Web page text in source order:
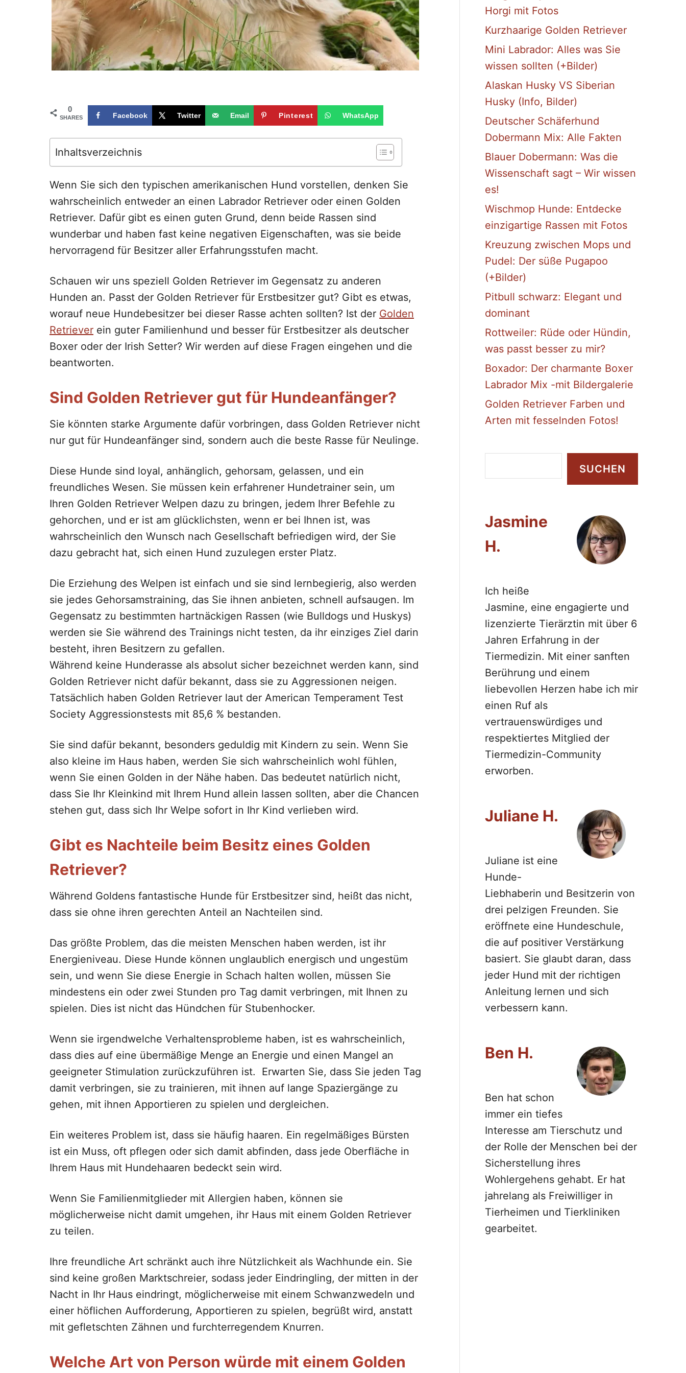
0
SHARES Facebook Twitter Email Pinterest WhatsApp
Inhaltsverzeichnis
Wenn Sie sich den typischen amerikanischen Hund vorstellen, denken Sie
wahrscheinlich entweder an einen Labrador Retriever oder einen Golden
Retriever. Dafür gibt es einen guten Grund, denn beide Rassen sind
wunderbar und haben fast keine negativen Eigenschaften, was sie beide
hervorragend für Besitzer aller Erfahrungsstufen macht.
Schauen wir uns speziell Golden Retriever im Gegensatz zu anderen
Hunden an. Passt der Golden Retriever für Erstbesitzer gut? Gibt es etwas,
worauf neue Hundebesitzer bei dieser Rasse achten sollten? Ist der Golden
Retriever ein guter Familienhund und besser für Erstbesitzer als deutscher
Boxer oder der Irish Setter? Wir werden auf diese Fragen eingehen und die
beantworten.
Sind Golden Retriever gut für Hundeanfänger?
Sie könnten starke Argumente dafür vorbringen, dass Golden Retriever nicht
nur gut für Hundeanfänger sind, sondern auch die beste Rasse für Neulinge.
Diese Hunde sind loyal, anhänglich, gehorsam, gelassen, und ein
freundliches Wesen. Sie müssen kein erfahrener Hundetrainer sein, um
Ihren Golden Retriever Welpen dazu zu bringen, jedem Ihrer Befehle zu
gehorchen, und er ist am glücklichsten, wenn er bei Ihnen ist, was
wahrscheinlich den Wunsch nach Gesellschaft befriedigen wird, der Sie
dazu gebracht hat, sich einen Hund zuzulegen erster Platz.
Die Erziehung des Welpen ist einfach und sie sind lernbegierig, also werden
sie jedes Gehorsamstraining, das Sie ihnen anbieten, schnell aufsaugen. Im
Gegensatz zu bestimmten hartnäckigen Rassen (wie Bulldogs und Huskys)
werden sie Sie während des Trainings nicht testen, da ihr einziges Ziel darin
besteht, ihren Besitzern zu gefallen.
Während keine Hunderasse als absolut sicher bezeichnet werden kann, sind
Golden Retriever nicht dafür bekannt, dass sie zu Aggressionen neigen.
Tatsächlich haben Golden Retriever laut der American Temperament Test
Society Aggressionstests mit 85,6 % bestanden.
Sie sind dafür bekannt, besonders geduldig mit Kindern zu sein. Wenn Sie
also kleine im Haus haben, werden Sie sich wahrscheinlich wohl fühlen,
wenn Sie einen Golden in der Nähe haben. Das bedeutet natürlich nicht,
dass Sie Ihr Kleinkind mit Ihrem Hund allein lassen sollten, aber die Chancen
stehen gut, dass sich Ihr Welpe sofort in Ihr Kind verlieben wird.
Gibt es Nachteile beim Besitz eines Golden
Retriever?
Während Goldens fantastische Hunde für Erstbesitzer sind, heißt das nicht,
dass sie ohne ihren gerechten Anteil an Nachteilen sind.
Das größte Problem, das die meisten Menschen haben werden, ist ihr
Energieniveau. Diese Hunde können unglaublich energisch und ungestüm
sein, und wenn Sie diese Energie in Schach halten wollen, müssen Sie
mindestens ein oder zwei Stunden pro Tag damit verbringen, mit Ihnen zu
spielen. Dies ist nicht das Hündchen für Stubenhocker.
Wenn sie irgendwelche Verhaltensprobleme haben, ist es wahrscheinlich,
dass dies auf eine übermäßige Menge an Energie und einen Mangel an
geeigneter Stimulation zurückzuführen ist. Erwarten Sie, dass Sie jeden Tag
damit verbringen, sie zu trainieren, mit ihnen auf lange Spaziergänge zu
gehen, mit ihnen Apportieren zu spielen und dergleichen.
Ein weiteres Problem ist, dass sie häufig haaren. Ein regelmäßiges Bürsten
ist ein Muss, oft pflegen oder sich damit abfinden, dass jede Oberfläche in
Ihrem Haus mit Hundehaaren bedeckt sein wird.
Wenn Sie Familienmitglieder mit Allergien haben, können sie
möglicherweise nicht damit umgehen, ihr Haus mit einem Golden Retriever
zu teilen.
Ihre freundliche Art schränkt auch ihre Nützlichkeit als Wachhunde ein. Sie
sind keine großen Marktschreier, sodass jeder Eindringling, der mitten in der
Nacht in Ihr Haus eindringt, möglicherweise mit einem Schwanzwedeln und
einer höflichen Aufforderung, Apportieren zu spielen, begrüßt wird, anstatt
mit gefletschten Zähnen und furchterregendem Knurren.
Welche Art von Person würde mit einem Golden
Horgi mit Fotos
Kurzhaarige Golden Retriever
Mini Labrador: Alles was Sie
wissen sollten (+Bilder)
Alaskan Husky VS Siberian
Husky (Info, Bilder)
Deutscher Schäferhund
Dobermann Mix: Alle Fakten
Blauer Dobermann: Was die
Wissenschaft sagt – Wir wissen
es!
Wischmop Hunde: Entdecke
einzigartige Rassen mit Fotos
Kreuzung zwischen Mops und
Pudel: Der süße Pugapoo
(+Bilder)
Pitbull schwarz: Elegant und
dominant
Rottweiler: Rüde oder Hündin,
was passt besser zu mir?
Boxador: Der charmante Boxer
Labrador Mix -mit Bildergalerie
Golden Retriever Farben und
Arten mit fesselnden Fotos!
u
e
n
SUCHEN
Jasmine
H.
Ich heiße
Jasmine, eine engagierte und
lizenzierte Tierärztin mit über 6
Jahren Erfahrung in der
Tiermedizin. Mit einer sanften
Berührung und einem
liebevollen Herzen habe ich mir
einen Ruf als
vertrauenswürdiges und
respektiertes Mitglied der
Tiermedizin-Community
erworben.
Juliane H.
Juliane ist eine
Hunde-
Liebhaberin und Besitzerin von
drei pelzigen Freunden. Sie
eröffnete eine Hundeschule,
die auf positiver Verstärkung
basiert. Sie glaubt daran, dass
jeder Hund mit der richtigen
Anleitung lernen und sich
verbessern kann.
Ben H.
Ben hat schon
immer ein tiefes
Interesse am Tierschutz und
der Rolle der Menschen bei der
Sicherstellung ihres
Wohlergehens gehabt. Er hat
jahrelang als Freiwilliger in
Tierheimen und Tierkliniken
gearbeitet.